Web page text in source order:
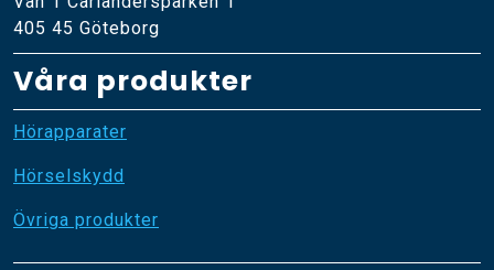
405 45 Göteborg
Våra produkter
Hörapparater
Hörselskydd
Övriga produkter